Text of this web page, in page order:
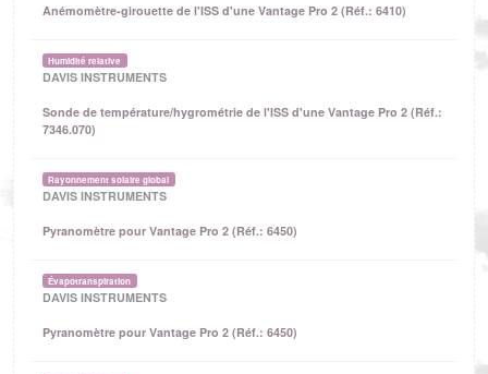
Anémomètre-girouette de l'ISS d'une Vantage Pro 2 (Réf.: 6410)
Humidité relative
DAVIS INSTRUMENTS
Sonde de température/hygrométrie de l'ISS d'une Vantage Pro 2 (Réf.:
7346.070)
Rayonnement solaire global
DAVIS INSTRUMENTS
Pyranomètre pour Vantage Pro 2 (Réf.: 6450)
Évapotranspiration
DAVIS INSTRUMENTS
Pyranomètre pour Vantage Pro 2 (Réf.: 6450)